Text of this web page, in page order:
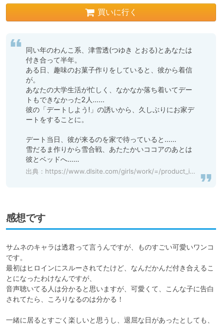
買いに行く
同い年のわんこ系、津雪透(つゆき とおる)とあなたは
付き合って半年。
ある日、趣味のお菓子作りをしていると、彼から着信
が。
あなたの大学生活が忙しく、なかなか落ち着いてデー
トもできなかった2人……
彼の「デートしよう!」の誘いから、久しぶりにお家デ
ートをすることに。
デート当日、彼が来るのを家で待っていると……
雪だるま作りから雪合戦、あたたかいココアのあとは
彼とベッドへ……
出典： https://www.dlsite.com/girls/work/=/product_id/RJ351978.html
感想です
サムネのキャラは透君って言うんですが、ものすごい可愛いワンコ
です。
最初はヒロインにスルーされてたけど、なんだかんだ付き合えるこ
とになったわけなんですが、
音声聴いてる人は分かると思いますが、可愛くて、こんな子に告白
されてたら、ころりなるのは分かる！
一緒に居るとすごく楽しいと思うし、退屈な日があったとしても、